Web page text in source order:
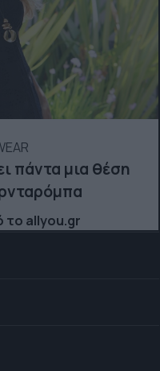
πάντα μια θέση
το allyou.gr